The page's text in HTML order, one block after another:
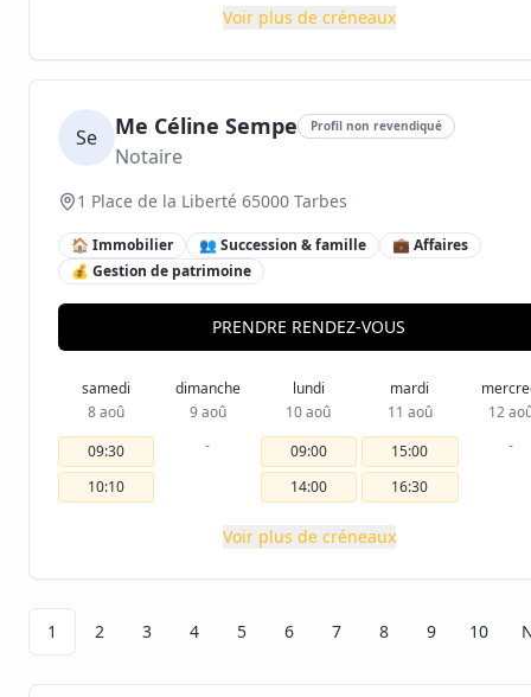
Voir plus de créneaux
Se Me Céline Sempe Profil non revendiqué
Notaire
1 Place de la Liberté 65000 Tarbes
🏠 Immobilier 👥 Succession & famille
💼 Affaires
💰 Gestion de patrimoine
PRENDRE RENDEZ-VOUS
samedi
8 aoû
09:30
10:10
dimanche
9 aoû
-
lundi
10 aoû
09:00
14:00
mardi
11 aoû
15:00
16:30
12
-
Voir plus de créneaux
1 2 3 4 5 6 7 8 9 10